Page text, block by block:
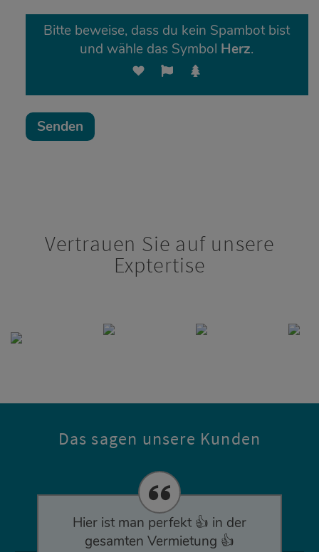
Bitte beweise, dass du kein Spambot bist
und wähle das Symbol Herz.
Vertrauen Sie auf unsere
Exptertise
Das sagen unsere Kunden
Hier ist man perfekt 👍 in der
gesamten Vermietung 👍